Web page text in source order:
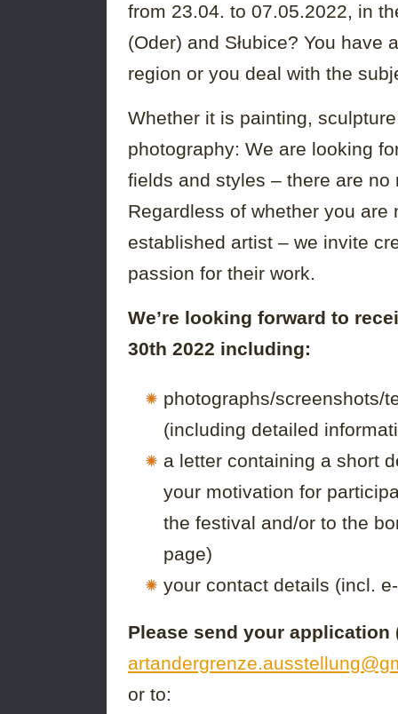
from 23.04. to 07.05.2022, in
(Oder) and Słubice? You have
region or you deal with the
Whether it is painting,
photography: We are looking
fields and styles – there are
Regardless of whether you
established artist – we invite
passion for their work.
We’re looking forward to
30th 2022 including:
photographs/screenshots/
(including detailed
a letter containing a short
your motivation for
the festival and/or to the
page)
your contact details (incl.
Please send your
or to: